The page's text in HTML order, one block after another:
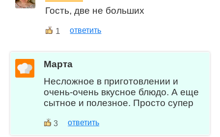
Гость, две не больших
1 ответить
Марта
Несложное в приготовлении и
очень-очень вкусное блюдо. А еще
сытное и полезное. Просто супер
3 ответить